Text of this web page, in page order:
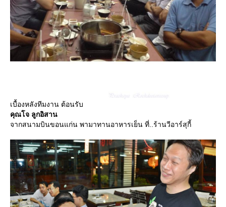
เบื้องหลังทีมงาน ต้อนรับ
คุณโจ ลูกอิสาน
จากสนามบินขอนแก่น พามาทานอาหารเย็น ที่..ร้านวีอาร์สุกี้